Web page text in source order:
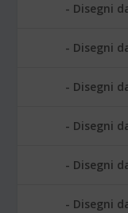
Disegni
Disegni
Disegni
Disegni
Disegni
Disegni